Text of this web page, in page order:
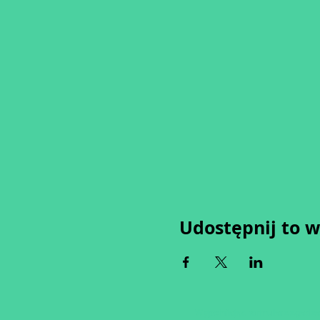
Udostępnij to